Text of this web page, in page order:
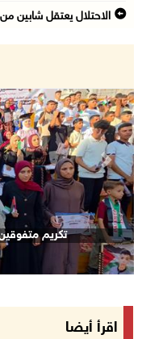
الاحتلال يعتقل شابين من
وزير الداخلية يبحث مع
06/آب/2026 10:01 م
رئيس بلدية الخليل يطلع
06/آب/2026 09:59 م
06/آب/2026 09:17 م
إصابة مسن بجروح
06/آب/2026 09:13 م
ورشة توصي بخطة عاجلة
الرئيس يستقبل مجلس
تكريم
Next
اقرأ أيضا